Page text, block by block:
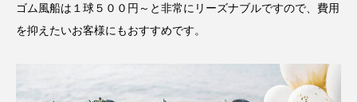
ゴム風船は１球５００円～と非常にリーズナブルですので、費用
を抑えたいお客様にもおすすめです。